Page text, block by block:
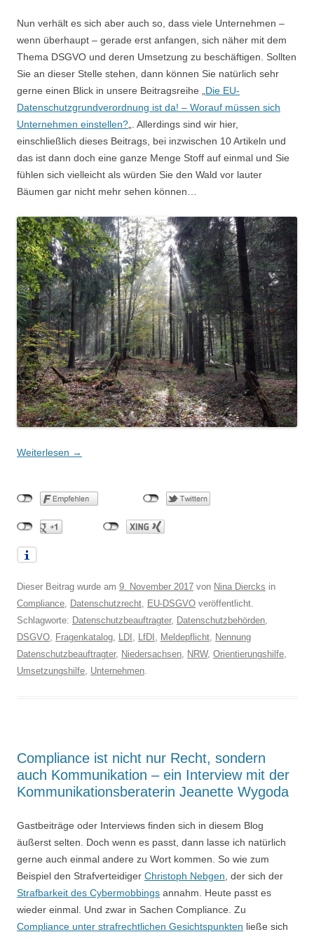
Nun verhält es sich aber auch so, dass viele Unternehmen –
wenn überhaupt – gerade erst anfangen, sich näher mit dem
Thema DSGVO und deren Umsetzung zu beschäftigen. Sollten
Sie an dieser Stelle stehen, dann können Sie natürlich sehr
gerne einen Blick in unsere Beitragsreihe „ Die EU-
Datenschutzgrundverordnung ist da! – Worauf müssen sich
Unternehmen einstellen? „. Allerdings sind wir hier,
einschließlich dieses Beitrags, bei inzwischen 10 Artikeln und
das ist dann doch eine ganze Menge Stoff auf einmal und Sie
fühlen sich vielleicht als würden Sie den Wald vor lauter
Bäumen gar nicht mehr sehen können…
Weiterlesen →
Dieser Beitrag wurde am 9. November 2017 von Nina Diercks in
Compliance, Datenschutzrecht, EU-DSGVO veröffentlicht.
Schlagworte: Datenschutzbeauftragter, Datenschutzbehörden,
DSGVO, Fragenkatalog, LDI , LfDI , Meldepflicht, Nennung
Datenschutzbeauftragter, Niedersachsen, NRW, Orientierungshilfe,
Umsetzungshilfe, Unternehmen.
Compliance ist nicht nur Recht, sondern
auch Kommunikation – ein Interview mit der
Kommunikationsberaterin Jeanette Wygoda
Gastbeiträge oder Interviews finden sich in diesem Blog
äußerst selten. Doch wenn es passt, dann lasse ich natürlich
gerne auch einmal andere zu Wort kommen. So wie zum
Beispiel den Strafverteidiger Christoph Nebgen , der sich der
Strafbarkeit des Cybermobbings annahm. Heute passt es
wieder einmal. Und zwar in Sachen Compliance. Zu
Compliance unter strafrechtlichen Gesichtspunkten ließe sich